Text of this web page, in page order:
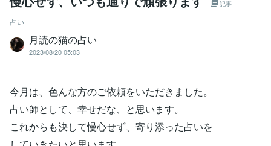
記事
占い
月読の猫の占い
2023/08/20 05:03
今月は、色んな方のご依頼をいただきました。
占い師として、幸せだな、と思います。
これからも決して慢心せず、寄り添った占いを